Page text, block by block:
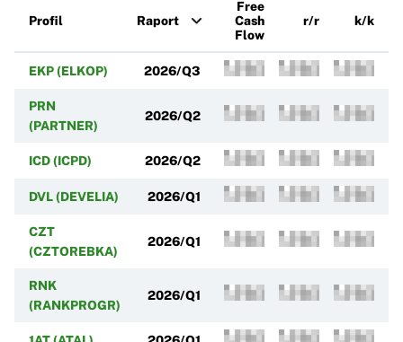
Profil Raport
Free
Cash
Flow
r/r k/k
EKP (ELKOP) 2026/Q3
PRN
(PARTNER)
2026/Q2
ICD (ICPD) 2026/Q2
DVL (DEVELIA) 2026/Q1
CZT
(CZTOREBKA)
2026/Q1
RNK
(RANKPROGR)
2026/Q1